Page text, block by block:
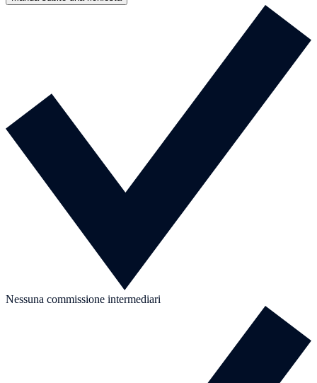
Nessuna commissione intermediari